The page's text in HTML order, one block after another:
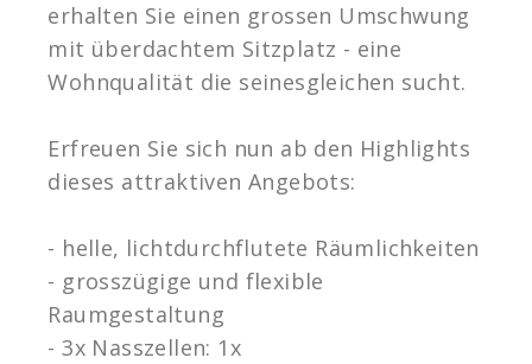
erhalten Sie einen grossen Umschwung
mit überdachtem Sitzplatz - eine
Wohnqualität die seinesgleichen sucht.
Erfreuen Sie sich nun ab den Highlights
dieses attraktiven Angebots:
- helle, lichtdurchflutete Räumlichkeiten
- grosszügige und flexible
Raumgestaltung
- 3x Nasszellen: 1x